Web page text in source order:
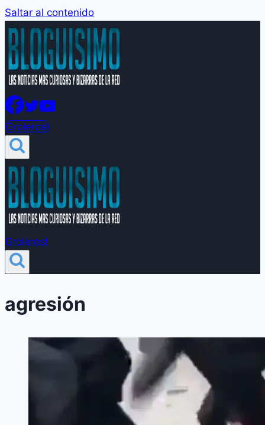
Saltar al contenido
Groleros!
Groleros!
agresión